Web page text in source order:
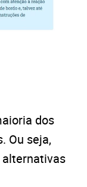
dos
Ou seja,
alternativas